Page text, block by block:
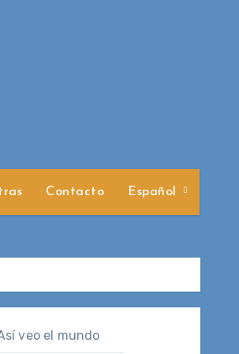
Contacto Español
veo el mundo